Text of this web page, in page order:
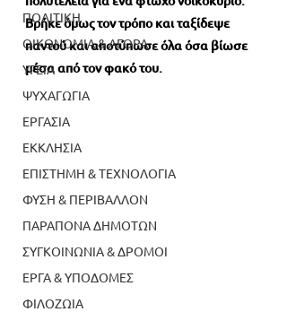
ΠΟΛΙΤΙΚΗ
ΟΙΚΟΝΟΜΙΑ & ΑΓΟΡΑ
ΥΓΕΙΑ
ΨΥΧΑΓΩΓΙΑ
ΕΡΓΑΣΙΑ
ΕΚΚΛΗΣΙΑ
ΕΠΙΣΤΗΜΗ & ΤΕΧΝΟΛΟΓΙΑ
ΦΥΣΗ & ΠΕΡΙΒΑΛΛΟΝ
ΠΑΡΑΠΟΝΑ ΔΗΜΟΤΩΝ
ΣΥΓΚΟΙΝΩΝΙΑ & ΔΡΟΜΟΙ
ΕΡΓΑ & ΥΠΟΔΟΜΕΣ
ΦΙΛΟΖΩΙΑ
Βρήκε όμως τον τρόπο και ταξίδεψε
παντού και αποτύπωσε όλα όσα βίωσε
μέσα από τον φακό του.